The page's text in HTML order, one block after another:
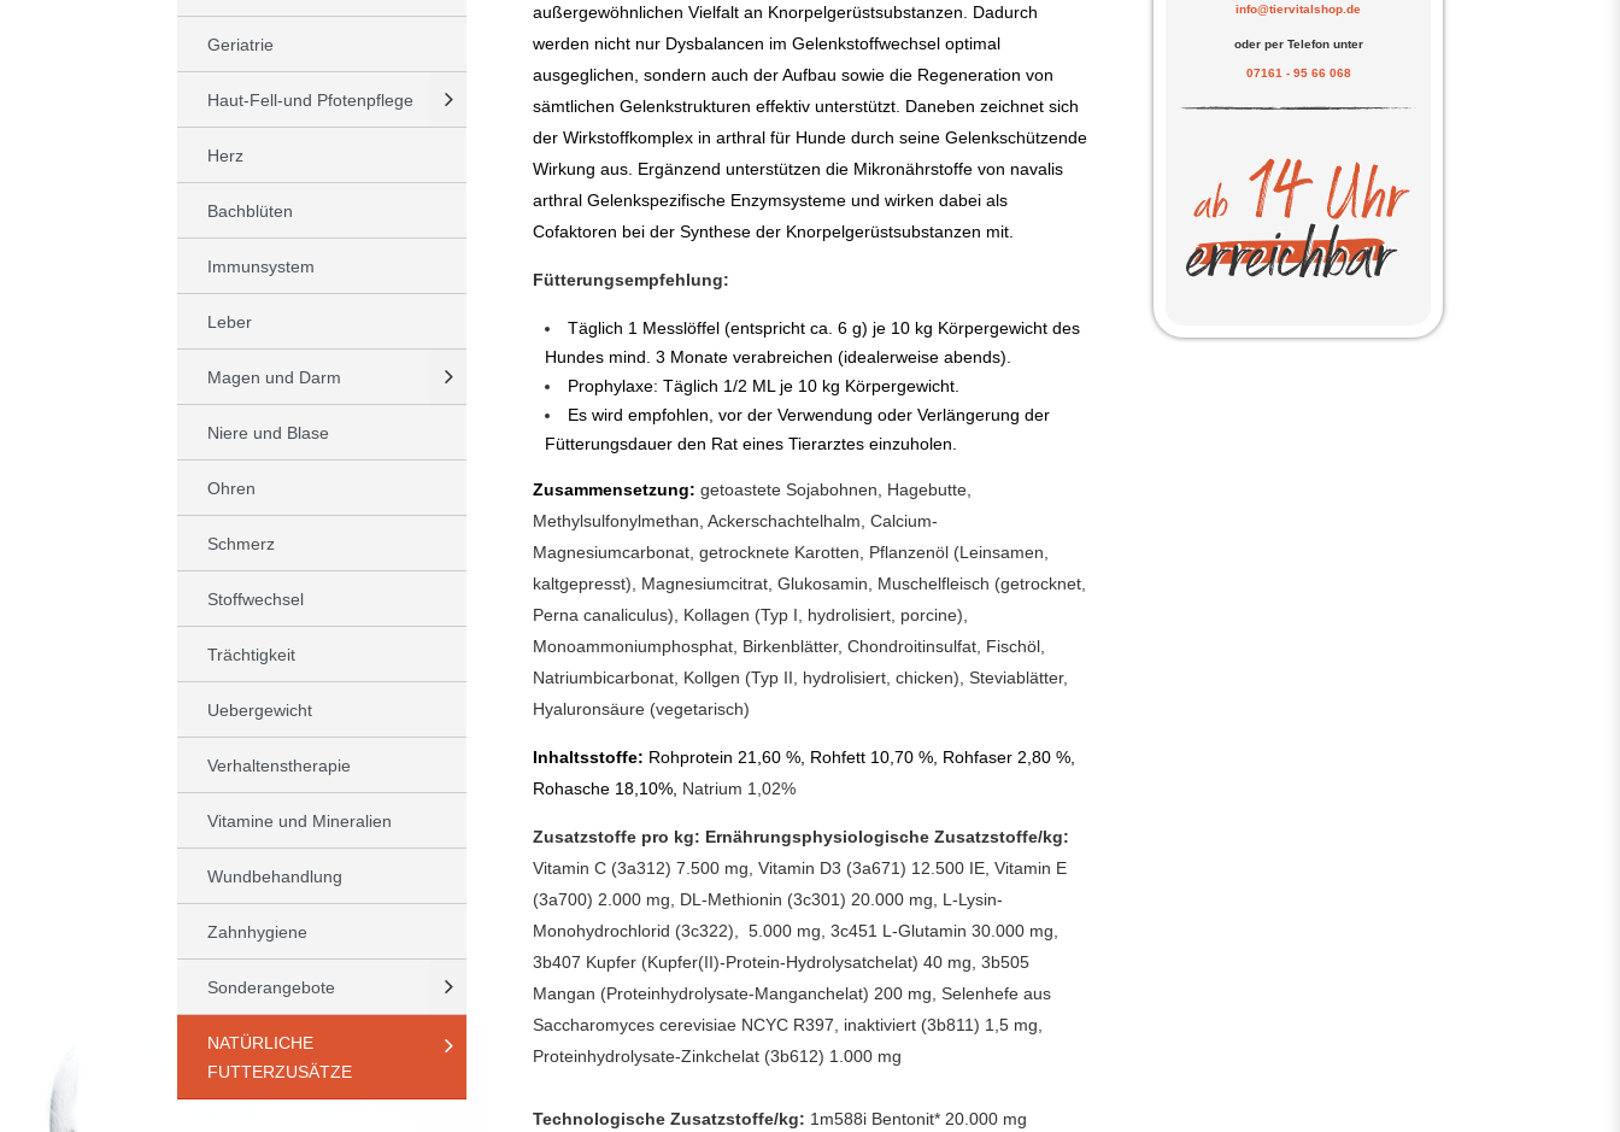
Geriatrie
Haut-Fell-und Pfotenpflege
Herz
Bachblüten
Immunsystem
Leber
Magen und Darm
Niere und Blase
Ohren
Schmerz
Stoffwechsel
Trächtigkeit
Uebergewicht
Verhaltenstherapie
Vitamine und Mineralien
Wundbehandlung
Zahnhygiene
Sonderangebote
NATÜRLICHE
FUTTERZUSÄTZE
info@tiervitalshop.de
oder per Telefon unter
07161 - 95 66 068
außergewöhnlichen Vielfalt an Knorpelgerüstsubstanzen. Dadurch
werden nicht nur Dysbalancen im Gelenkstoffwechsel optimal
ausgeglichen, sondern auch der Aufbau sowie die Regeneration von
sämtlichen Gelenkstrukturen effektiv unterstützt. Daneben zeichnet sich
der Wirkstoffkomplex in arthral für Hunde durch seine Gelenkschützende
Wirkung aus. Ergänzend unterstützen die Mikronährstoffe von navalis
arthral Gelenkspezifische Enzymsysteme und wirken dabei als
Cofaktoren bei der Synthese der Knorpelgerüstsubstanzen mit.
Fütterungsempfehlung:
Täglich 1 Messlöffel (entspricht ca. 6 g) je 10 kg Körpergewicht des
Hundes mind.3 Monate verabreichen (idealerweise abends).
Prophylaxe: Täglich 1/2 ML je 10 kg Körpergewicht.
Es wird empfohlen, vor der Verwendung oder Verlängerung der
Fütterungsdauer den Rat eines Tierarztes einzuholen.
Zusammensetzung: getoastete Sojabohnen, Hagebutte,
Methylsulfonylmethan, Ackerschachtelhalm, Calcium-
Magnesiumcarbonat, getrocknete Karotten, Pflanzenöl (Leinsamen,
kaltgepresst), Magnesiumcitrat, Glukosamin, Muschelfleisch (getrocknet,
Perna canaliculus), Kollagen (Typ I, hydrolisiert, porcine),
Monoammoniumphosphat, Birkenblätter, Chondroitinsulfat, Fischöl,
Natriumbicarbonat, Kollgen (Typ II, hydrolisiert, chicken), Steviablätter,
Hyaluronsäure (vegetarisch)
Inhaltsstoffe: Rohprotein 21,60 %, Rohfett 10,70 %, Rohfaser 2,80 %,
Rohasche 18,10%, Natrium 1,02%
Zusatzstoffe pro kg: Ernährungsphysiologische Zusatzstoffe/kg:
Vitamin C (3a312) 7.500 mg, Vitamin D3 (3a671) 12.500 IE, Vitamin E
(3a700) 2.000 mg, DL-Methionin (3c301) 20.000 mg, L-Lysin-
Monohydrochlorid (3c322), 5.000 mg, 3c451 L-Glutamin 30.000 mg,
3b407 Kupfer (Kupfer(II)-Protein-Hydrolysatchelat) 40 mg, 3b505
Mangan (Proteinhydrolysate-Manganchelat) 200 mg, Selenhefe aus
Saccharomyces cerevisiae NCYC R397, inaktiviert (3b811) 1,5 mg,
Proteinhydrolysate-Zinkchelat (3b612) 1.000 mg
Technologische Zusatzstoffe/kg: 1m588i Bentonit* 20.000 mg